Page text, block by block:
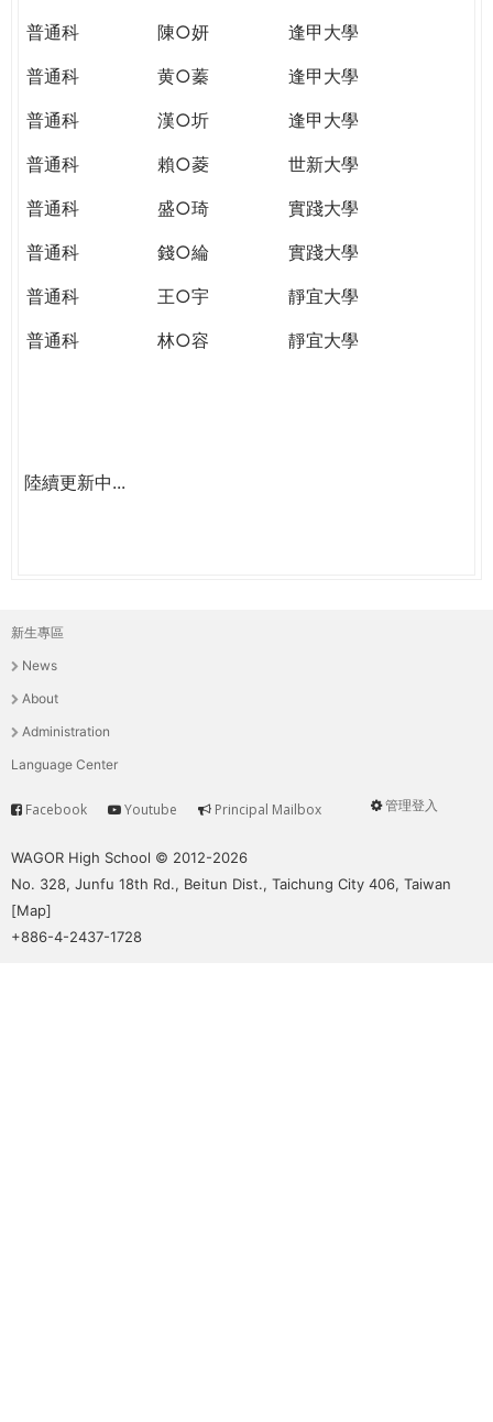
普通科
陳○妍
逢甲大學
普通科
黄○蓁
逢甲大學
普通科
漢○圻
逢甲大學
普通科
賴○菱
世新大學
普通科
盛○琦
實踐大學
普通科
錢○綸
實踐大學
普通科
王○宇
靜宜大學
普通科
林○容 靜宜大學
陸續更新中...
主
選
單
新生專區
News
About
Administration
Language Center
User
管理登入
Service
Facebook Youtube Principal Mailbox
WAGOR High School © 2012-2026
No. 328, Junfu 18th Rd., Beitun Dist., Taichung City 406, Taiwan
[Map]
+886-4-2437-1728